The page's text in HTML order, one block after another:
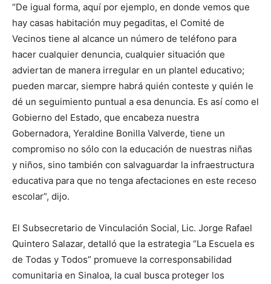
“De igual forma, aquí por ejemplo, en donde vemos que
hay casas habitación muy pegaditas, el Comité de
Vecinos tiene al alcance un número de teléfono para
hacer cualquier denuncia, cualquier situación que
adviertan de manera irregular en un plantel educativo;
pueden marcar, siempre habrá quién conteste y quién le
dé un seguimiento puntual a esa denuncia. Es así como el
Gobierno del Estado, que encabeza nuestra
Gobernadora, Yeraldine Bonilla Valverde, tiene un
compromiso no sólo con la educación de nuestras niñas
y niños, sino también con salvaguardar la infraestructura
educativa para que no tenga afectaciones en este receso
escolar”, dijo.
El Subsecretario de Vinculación Social, Lic. Jorge Rafael
Quintero Salazar, detalló que la estrategia “La Escuela es
de Todas y Todos” promueve la corresponsabilidad
comunitaria en Sinaloa, la cual busca proteger los